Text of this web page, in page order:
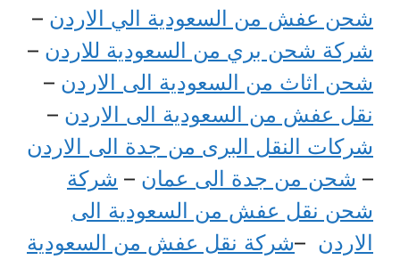
شحن عفش من السعودية الي الاردن –
شركة شحن بري من السعودية للاردن –
شحن اثاث من السعودية الى الاردن –
نقل عفش من السعودية الى الاردن –
شركات النقل البرى من جدة الى الاردن
– شحن من جدة الى عمان – شركة
شحن نقل عفش من السعودية الى
الاردن –شركة نقل عفش من السعودية